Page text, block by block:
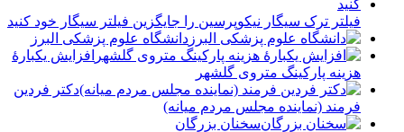
فیلتر ترک سیگار نیکوپرسین را جایگزین فیلتر سیگار خود کنید
دانشگاه علوم پزشکی البرز
افزایش یکبارۀ
هزینه پارکینگ متروی گلشهر
دكتر فردين
فرمند (نماينده مجلس مردم میانه)
سخنان بزرگان